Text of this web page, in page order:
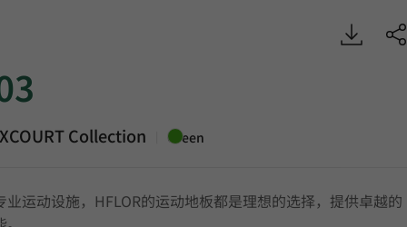
Collection Green
业运动设施，HFLOR的运动地板都是理想的选择，提供卓越的